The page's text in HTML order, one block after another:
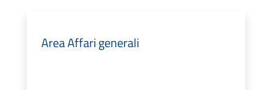
Area Affari generali